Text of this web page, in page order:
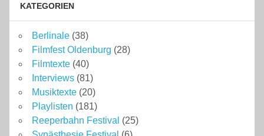
KATEGORIEN
Berlinale (38)
Filmfest Oldenburg (28)
Filmtexte (40)
Interviews (81)
Musiktexte (20)
Playlisten (181)
Reeperbahn Festival (25)